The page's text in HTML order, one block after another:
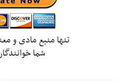
تنها منبع مادی و
شما